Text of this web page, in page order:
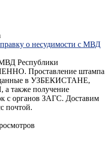
о несудимости с МВД
Республики
Проставление штампа
в УЗБЕКИСТАНЕ,
получение
с органов ЗАГС. Доставим
почтой.